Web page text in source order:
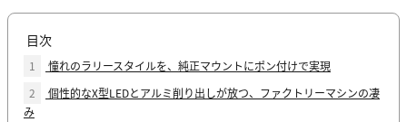
目次
1
憧れのラリースタイルを、純正マウントにポン付けで実現
2
個性的なX型LEDとアルミ削り出しが放つ、ファクトリーマシンの凄
み